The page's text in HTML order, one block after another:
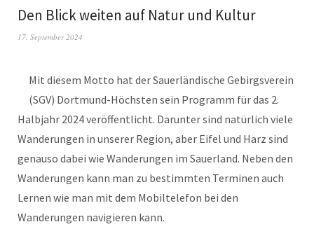
Den Blick weiten auf Natur und Kultur
17. September 2024
Mit diesem Motto hat der Sauerländische Gebirgsverein
(SGV) Dortmund-Höchsten sein Programm für das 2.
Halbjahr 2024 veröffentlicht. Darunter sind natürlich viele
Wanderungen in unserer Region, aber Eifel und Harz sind
genauso dabei wie Wanderungen im Sauerland. Neben den
Wanderungen kann man zu bestimmten Terminen auch
Lernen wie man mit dem Mobiltelefon bei den
Wanderungen navigieren kann.